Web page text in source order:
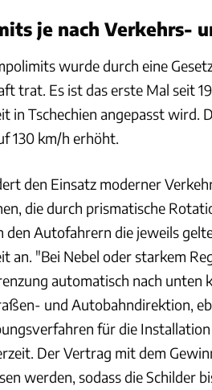
je nach Verkehrs-
wurde durch eine
trat. Es ist das erste Mal seit
in Tschechien angepasst wird.
130 km/h erhöht.
den Einsatz moderner
die durch prismatische
den Autofahrern die jeweils
an. "Bei Nebel oder starkem
automatisch nach unten
und Autobahndirektion,
für die
Der Vertrag mit dem
werden, sodass die Schilder